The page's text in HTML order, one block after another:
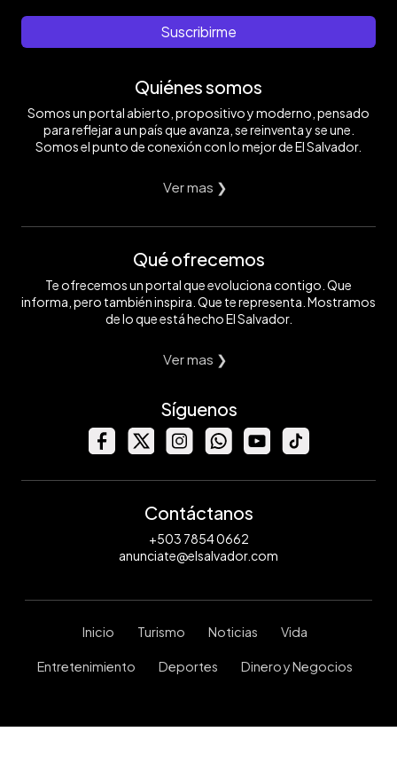
Suscribirme
Quiénes somos
Somos un portal abierto, propositivo y moderno, pensado
para reflejar a un país que avanza, se reinventa y se une.
Somos el punto de conexión con lo mejor de El Salvador.
Ver mas ❯
Qué ofrecemos
Te ofrecemos un portal que evoluciona contigo. Que
informa, pero también inspira. Que te representa. Mostramos
de lo que está hecho El Salvador.
Ver mas ❯
Síguenos
Contáctanos
+503 7854 0662
anunciate@elsalvador.com
Inicio Turismo Noticias Vida
Entretenimiento Deportes Dinero y Negocios